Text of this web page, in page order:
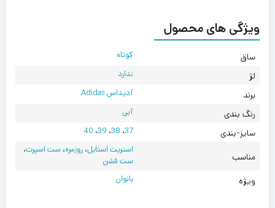
ویژگی های محصول
ساق کوتاه
لژ ندارد
برند آدیداس Adidas
رنگ بندی آبی
سایز-بندی 37، 38، 39، 40
مناسب
استریت استایل،روزمره،ست اسپرت،
ست فشن
ویژه بانوان